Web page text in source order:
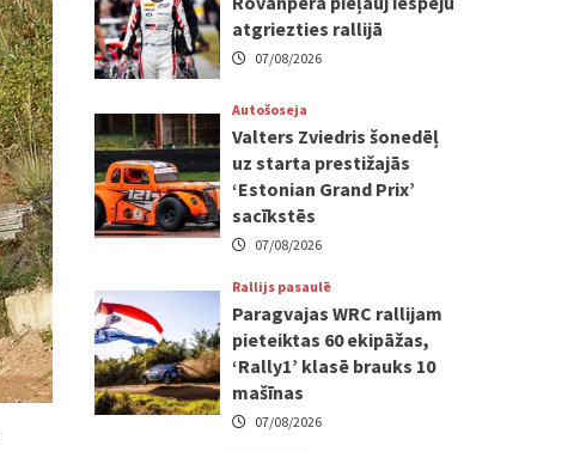
atgriezties rallijā
07/08/2026
Autošoseja
Valters Zviedris šonedēļ
uz starta prestižajās
‘Estonian Grand Prix’
sacīkstēs
07/08/2026
Rallijs pasaulē
Paragvajas WRC rallijam
pieteiktas 60 ekipāžas,
‘Rally1’ klasē brauks 10
mašīnas
07/08/2026